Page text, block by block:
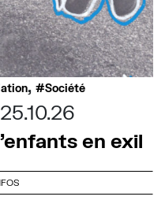
, Société
25.10.26
en exil